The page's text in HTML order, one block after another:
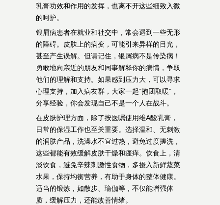
乳膏功效和作用的发挥，也离不开这些细致入微
的呵护。
银屑病患者在就业和社交中，常会遇到一些无形
的障碍。皮肤上的病变，可能引来异样的目光，
甚至产生误解。但请记住，银屑病不是传染病！
勇敢地向亲近的朋友和同事解释你的病情，争取
他们的理解和支持。如果感到压力大，可以寻求
心理支持，加入病友群，大家一起“抱团取暖”，
分享经验，你会发现自己不是一个人在战斗。
在皮肤护理方面，除了按医嘱使用维A酸乳膏，
日常的保湿工作也至关重要。选择温和、无刺激
的润肤产品，洗澡水不宜过热，避免过度搓洗，
这些都能有效缓解皮肤干燥和瘙痒。饮食上，清
淡饮食，避免辛辣刺激性食物，多摄入新鲜蔬菜
水果，保持均衡营养，有助于身体的整体健康。
适当的锻炼，如散步、瑜伽等，不仅能增强体
质，缓解压力，还能改善情绪。